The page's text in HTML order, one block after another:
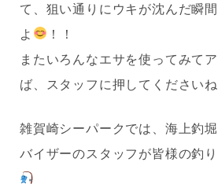
て、狙い通りにウキが沈んだ瞬
よ
！！
またいろんなエサを使ってみて
ば、スタッフに押してくださいね
雑賀崎シーパークでは、海上釣
バイザーのスタッフが皆様の釣